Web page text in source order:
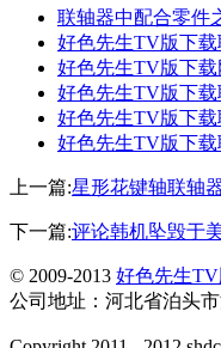
联轴器中配合零件
好色先生TV版下
好色先生TV版下
好色先生TV版下
好色先生TV版下
好色先生TV版下
上一篇:星形花键轴联轴
下一篇:评论韩机坠毁于
© 2009-2013 好色先生
公司地址：河北省泊头